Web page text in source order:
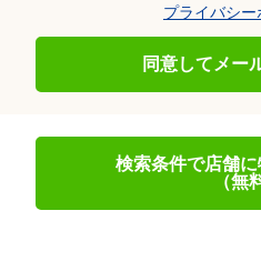
プライバシー
同意してメー
検索条件で店舗
（無